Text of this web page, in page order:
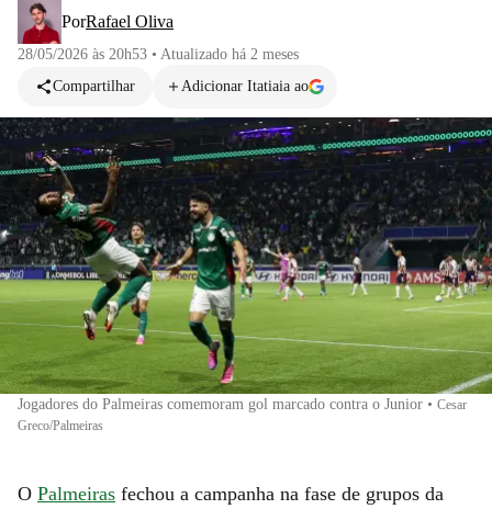
PorRafael Oliva
28/05/2026 às 20h53 • Atualizado há 2 meses
Compartilhar
Adicionar Itatiaia ao
Jogadores do Palmeiras comemoram gol marcado contra o Junior • Cesar
Greco/Palmeiras
O Palmeiras fechou a campanha na fase de grupos da